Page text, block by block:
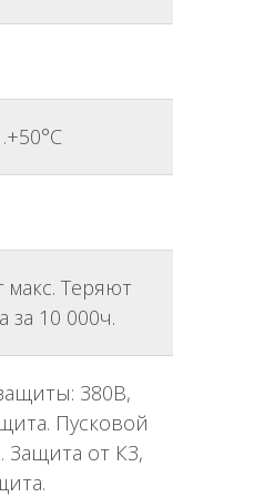
макс. Теряют
за 10 000ч.
380В,
Пусковой
Защита от КЗ,